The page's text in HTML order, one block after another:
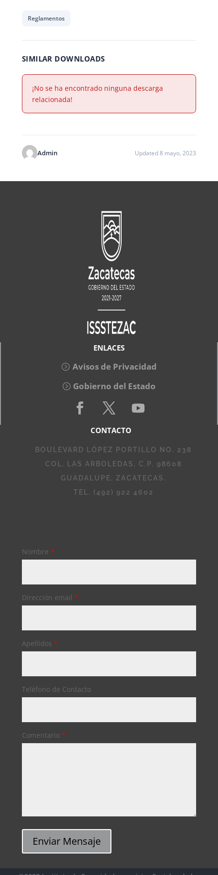
Reglamentos
SIMILAR DOWNLOADS
¡No se ha encontrado ninguna descarga
relacionada!
Admin Updated 8 mayo, 2023
ENLACES
Avisos de Privacidad
Gobierno del Estado
CONTACTO
BOULEVARD LÓPEZ PORTILLO NO. 238
COL. LAS ARBOLEDAS, C.P. 98608
GUADALUPE, ZACATECAS.
TEL. (492) 922 4602
Nombre *
Dirección email *
Apellidos *
Teléfono de Contacto
Comentario *
Enviar Mensaje